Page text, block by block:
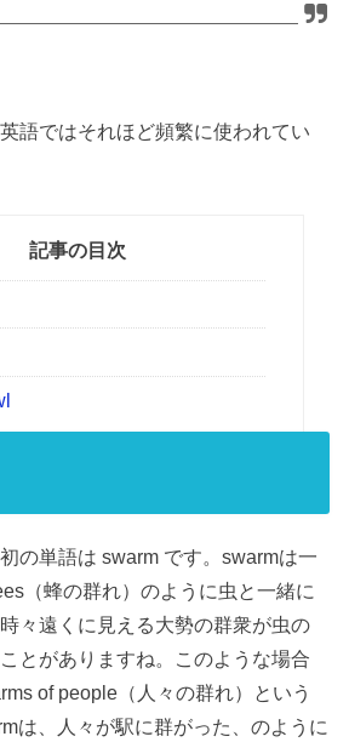
語ではそれほど頻繁に使われてい
記事の目次
の単語は swarm です。swarmは一
（蜂の群れ）のように虫と一緒に
々遠くに見える大勢の群衆が虫の
とがありますね。このような場合
of people（人々の群れ）という
は、人々が駅に群がった、のように